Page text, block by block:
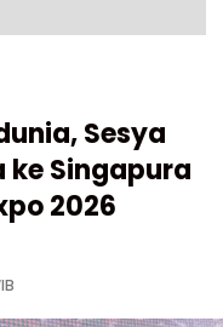
Sesya
ke Singapura
2026